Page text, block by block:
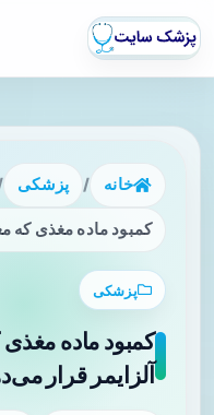
خانه / پزشکی
کمبود ماده مغذی که
پزشکی
کمبود ماده
آلزایمر قرار